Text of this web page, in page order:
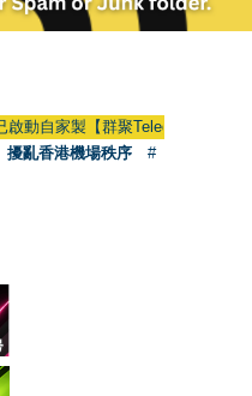
動自家製【群聚Telegram群組】
擾亂香港機場秩序
#